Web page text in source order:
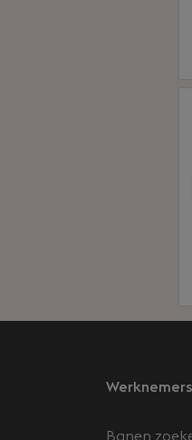
Werknemers
Banen